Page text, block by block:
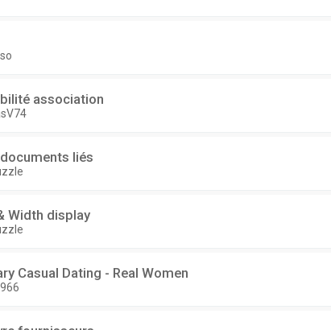
association
liés
Width display
Сasual Dating - Real Women